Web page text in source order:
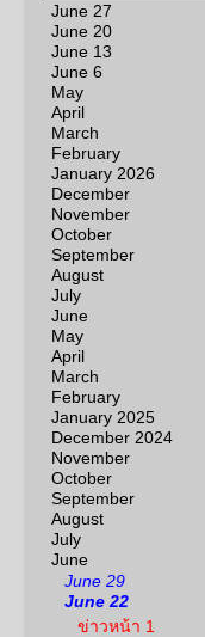
June 27
June 20
June 13
June 6
May
April
March
February
January 2026
December
November
October
September
August
July
June
May
April
March
February
January 2025
December 2024
November
October
September
August
July
June
June 29
June 22
ข่าวหน้า 1